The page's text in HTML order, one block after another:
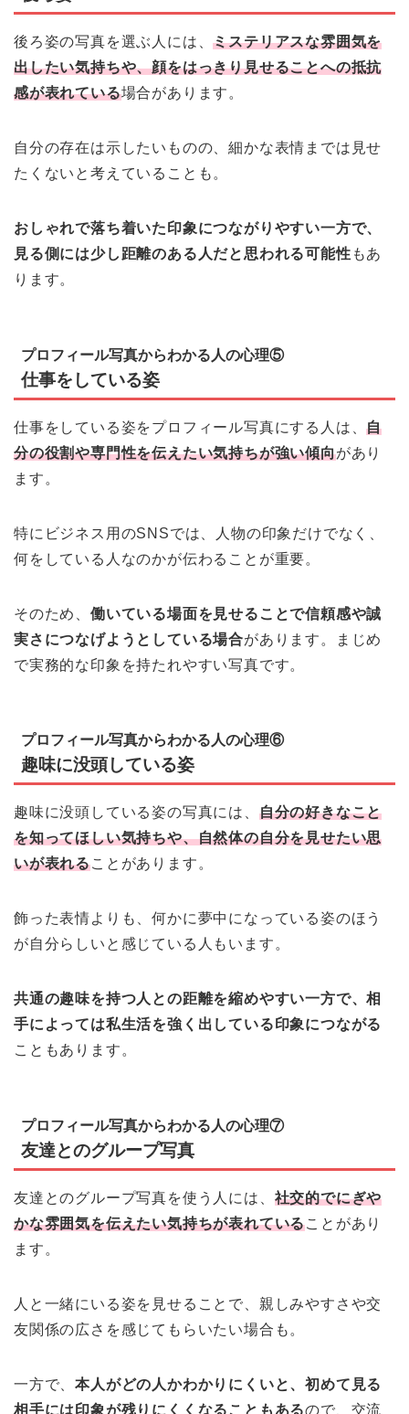
後ろ姿の写真を選ぶ人には、ミステリアスな雰囲気を
出したい気持ちや、顔をはっきり見せることへの抵抗
感が表れている場合があります。
自分の存在は示したいものの、細かな表情までは見せ
たくないと考えていることも。
おしゃれで落ち着いた印象につながりやすい一方で、
見る側には少し距離のある人だと思われる可能性 もあ
ります。
プロフィール写真からわかる人の心理⑤
仕事をしている姿
仕事をしている姿をプロフィール写真にする人は、自
分の役割や専門性を伝えたい気持ちが強い傾向があり
ます。
特にビジネス用のSNSでは、人物の印象だけでなく、
何をしている人なのかが伝わることが重要。
そのため、 働いている場面を見せることで信頼感や誠
実さにつなげようとしている場合があります。まじめ
で実務的な印象を持たれやすい写真です。
プロフィール写真からわかる人の心理⑥
趣味に没頭している姿
趣味に没頭している姿の写真には、 自分の好きなこと
を知ってほしい気持ちや、自然体の自分を見せたい思
いが表れることがあります。
飾った表情よりも、何かに夢中になっている姿のほう
が自分らしいと感じている人もいます。
共通の趣味を持つ人との距離を縮めやすい一方で、相
手によっては私生活を強く出している印象につながる
こともあります。
プロフィール写真からわかる人の心理⑦
友達とのグループ写真
友達とのグループ写真を使う人には、 社交的でにぎや
かな雰囲気を伝えたい気持ちが表れていることがあり
ます。
人と一緒にいる姿を見せることで、親しみやすさや交
友関係の広さを感じてもらいたい場合も。
一方で、本人がどの人かわかりにくいと、初めて見る
相手には印象が残りにくくなることもあるので、交流